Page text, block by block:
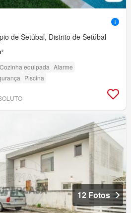
de Setúbal, Distrito de Setúbal
Cozinha equipada Alarme
Piscina
12 Fotos